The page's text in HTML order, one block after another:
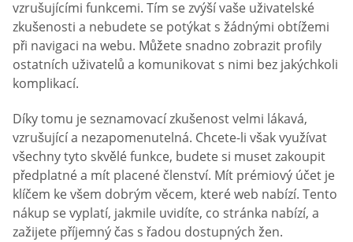
vzrušujícími funkcemi. Tím se zvýší vaše uživatelské
zkušenosti a nebudete se potýkat s žádnými obtížemi
při navigaci na webu. Můžete snadno zobrazit profily
ostatních uživatelů a komunikovat s nimi bez jakýchkoli
komplikací.
Díky tomu je seznamovací zkušenost velmi lákavá,
vzrušující a nezapomenutelná. Chcete-li však využívat
všechny tyto skvělé funkce, budete si muset zakoupit
předplatné a mít placené členství. Mít prémiový účet je
klíčem ke všem dobrým věcem, které web nabízí. Tento
nákup se vyplatí, jakmile uvidíte, co stránka nabízí, a
zažijete příjemný čas s řadou dostupných žen.